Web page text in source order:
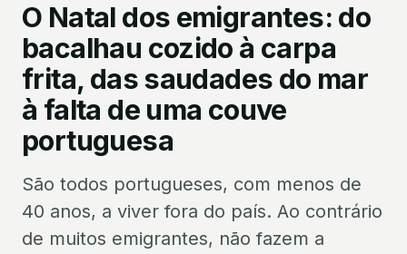
O Natal dos emigrantes: do
bacalhau cozido à carpa
frita, das saudades do mar
à falta de uma couve
portuguesa
São todos portugueses, com menos de
40 anos, a viver fora do país. Ao contrário
de muitos emigrantes, não fazem a